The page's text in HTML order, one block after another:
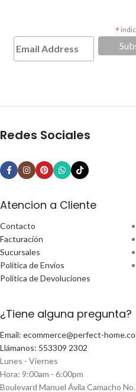
*
Redes Sociales
Atencion a Cliente
Contacto
Facturación
Sucursales
Política de Envíos
Política de Devoluciones
¿Tiene alguna pregunta?
Email: ecommerce@perfect-
Llámanos: 553309 2302
Lunes - Viernes
Hora: 9:00am - 6:00pm
Boulevard Manuel Ávila Camacho